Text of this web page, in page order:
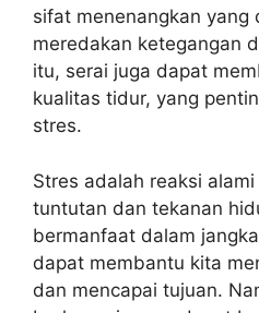
sifat menenangkan yang
meredakan ketegangan
itu, serai juga dapat
kualitas tidur, yang
stres.
Stres adalah reaksi
tuntutan dan tekanan
bermanfaat dalam
dapat membantu kita
dan mencapai tujuan.